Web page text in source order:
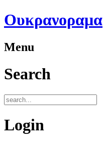
Ουκρανοραμα
Menu
Search
Login